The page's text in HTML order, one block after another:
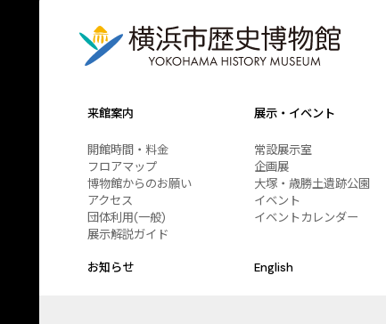
来館案内
開館時間・料金
フロアマップ
博物館からのお願い
アクセス
団体利用(一般)
展示解説ガイド
展示・イベント
常設展示室
企画展
大塚・歳勝土遺跡公園
イベント
イベントカレンダー
お知らせ English